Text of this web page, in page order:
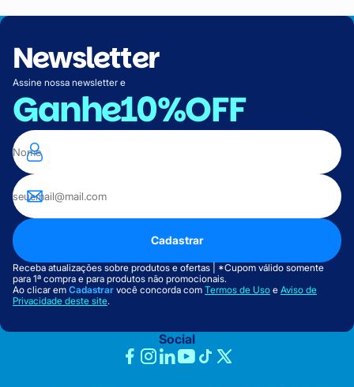
Newsletter
Assine nossa newsletter e
Ganhe10%OFF
Cadastrar
Receba atualizações sobre produtos e ofertas | *Cupom válido somente
para 1ª compra e para produtos não promocionais.
Ao clicar em Cadastrar você concorda com Termos de Uso e Aviso de
Privacidade deste site.
Social